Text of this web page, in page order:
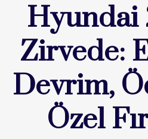
Hyundai
Zirvede:
Devrim,
Özel